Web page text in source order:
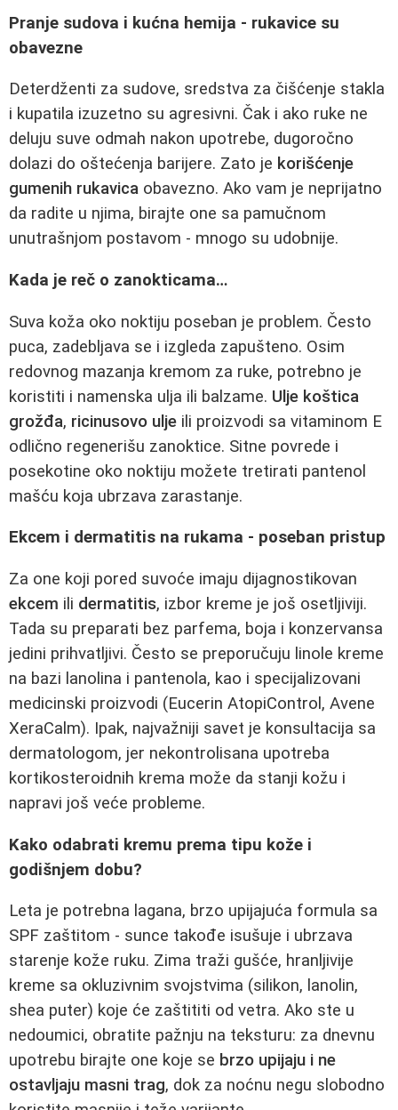
Pranje sudova i kućna hemija - rukavice su
obavezne
Deterdženti za sudove, sredstva za čišćenje stakla
i kupatila izuzetno su agresivni. Čak i ako ruke ne
deluju suve odmah nakon upotrebe, dugoročno
dolazi do oštećenja barijere. Zato je korišćenje
gumenih rukavica obavezno. Ako vam je neprijatno
da radite u njima, birajte one sa pamučnom
unutrašnjom postavom - mnogo su udobnije.
Kada je reč o zanokticama…
Suva koža oko noktiju poseban je problem. Često
puca, zadebljava se i izgleda zapušteno. Osim
redovnog mazanja kremom za ruke, potrebno je
koristiti i namenska ulja ili balzame. Ulje koštica
grožđa, ricinusovo ulje ili proizvodi sa vitaminom E
odlično regenerišu zanoktice. Sitne povrede i
posekotine oko noktiju možete tretirati pantenol
mašću koja ubrzava zarastanje.
Ekcem i dermatitis na rukama - poseban pristup
Za one koji pored suvoće imaju dijagnostikovan
ekcem ili dermatitis, izbor kreme je još osetljiviji.
Tada su preparati bez parfema, boja i konzervansa
jedini prihvatljivi. Često se preporučuju linole kreme
na bazi lanolina i pantenola, kao i specijalizovani
medicinski proizvodi (Eucerin AtopiControl, Avene
XeraCalm). Ipak, najvažniji savet je konsultacija sa
dermatologom, jer nekontrolisana upotreba
kortikosteroidnih krema može da stanji kožu i
napravi još veće probleme.
Kako odabrati kremu prema tipu kože i
godišnjem dobu?
Leta je potrebna lagana, brzo upijajuća formula sa
SPF zaštitom - sunce takođe isušuje i ubrzava
starenje kože ruku. Zima traži gušće, hranljivije
kreme sa okluzivnim svojstvima (silikon, lanolin,
shea puter) koje će zaštititi od vetra. Ako ste u
nedoumici, obratite pažnju na teksturu: za dnevnu
upotrebu birajte one koje se brzo upijaju i ne
ostavljaju masni trag, dok za noćnu negu slobodno